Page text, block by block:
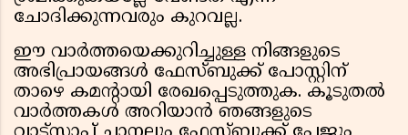
ചോദിക്കുന്നവരും കുറവല്ല.
ഈ വാർത്തയെക്കുറിച്ചുള്ള നിങ്ങളുടെ
അഭിപ്രായങ്ങൾ ഫേസ്ബുക്ക് പോസ്റ്റിന്
താഴെ കമൻ്റായി രേഖപ്പെടുത്തുക. കൂടുതൽ
വാർത്തകൾ അറിയാൻ ഞങ്ങളുടെ